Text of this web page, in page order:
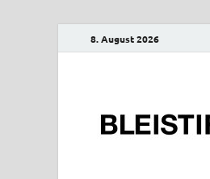
8. August 2026